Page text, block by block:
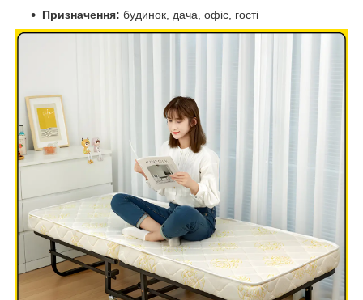
Призначення: будинок, дача, офіс, гості